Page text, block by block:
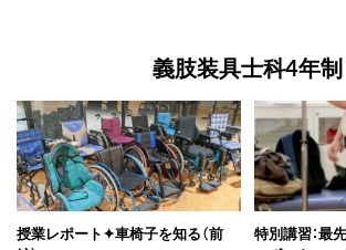
義肢装具士科4年制
授業レポート✦車椅子を知る（前
特別講習：最